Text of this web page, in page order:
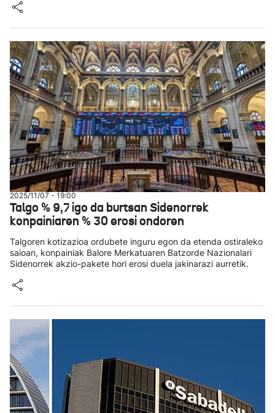
2025/11/07 - 19:00
Talgo % 9,7 igo da burtsan Sidenorrek
konpainiaren % 30 erosi ondoren
Talgoren kotizazioa ordubete inguru egon da etenda ostiraleko
saioan, konpainiak Balore Merkatuaren Batzorde Nazionalari
Sidenorrek akzio-pakete hori erosi duela jakinarazi aurretik.